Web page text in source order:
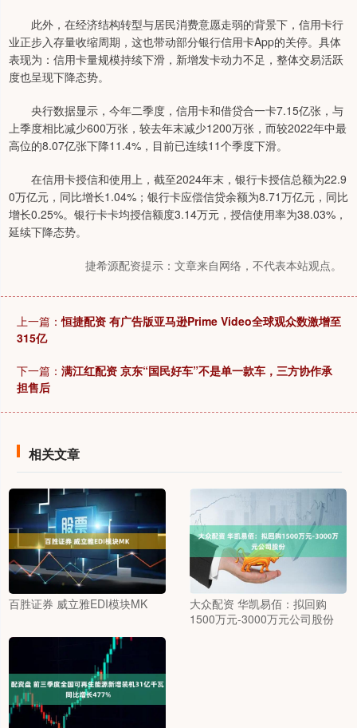
此外，在经济结构转型与居民消费意愿走弱的背景下，信用卡行
业正步入存量收缩周期，这也带动部分银行信用卡App的关停。具体
表现为：信用卡量规模持续下滑，新增发卡动力不足，整体交易活跃
度也呈现下降态势。
央行数据显示，今年二季度，信用卡和借贷合一卡7.15亿张，与
上季度相比减少600万张，较去年末减少1200万张，而较2022年中最
高位的8.07亿张下降11.4%，目前已连续11个季度下滑。
在信用卡授信和使用上，截至2024年末，银行卡授信总额为22.9
0万亿元，同比增长1.04%；银行卡应偿信贷余额为8.71万亿元，同比
增长0.25%。银行卡卡均授信额度3.14万元，授信使用率为38.03%，
延续下降态势。
捷希源配资提示：文章来自网络，不代表本站观点。
上一篇：恒捷配资 有广告版亚马逊Prime Video全球观众数激增至
315亿
下一篇： 满江红配资 京东“国民好车”不是单一款车，三方协作承
担售后
相关文章
百胜证券 威立雅EDI模块MK
大众配资 华凯易佰：拟回购
1500万元-3000万元公司股份